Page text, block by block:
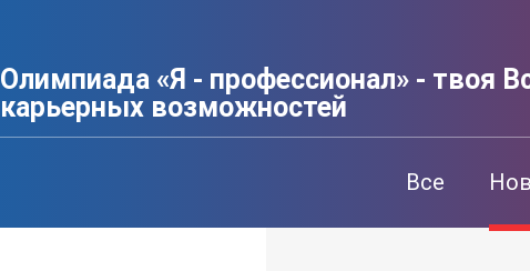
Олимпиада «Я - профессионал» - твоя
карьерных возможностей
Все